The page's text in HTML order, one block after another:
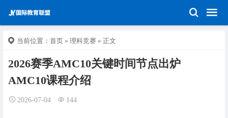
当前位置： 首页 » 理科竞赛 » 正文
2026赛季AMC10关键时间节点出炉
AMC10课程介绍
2026-07-04 144